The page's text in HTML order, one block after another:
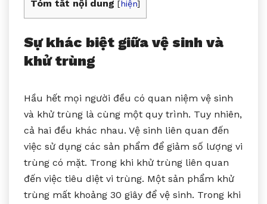
Tóm tắt nội dung [hiện]
Sự khác biệt giữa vệ sinh và
khử trùng
Hầu hết mọi người đều có quan niệm vệ sinh
và khử trùng là cùng một quy trình. Tuy nhiên,
cả hai đều khác nhau. Vệ sinh liên quan đến
việc sử dụng các sản phẩm để giảm số lượng vi
trùng có mặt. Trong khi khử trùng liên quan
đến việc tiêu diệt vi trùng. Một sản phẩm khử
trùng mất khoảng 30 giây để vệ sinh. Trong khi